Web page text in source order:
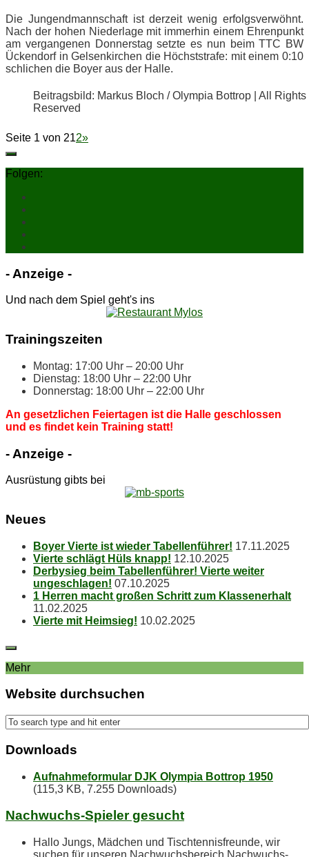
Die Jun­gen­d­mann­schaft ist der­zeit we­nig er­folgs­ver­wöhnt.
Nach der ho­hen Nie­der­la­ge mit im­mer­hin ei­nem Eh­ren­punkt
am ver­gan­ge­nen Don­ners­tag setz­te es nun beim TTC BW
Ücken­dorf in Gel­sen­kir­chen die Höchst­stra­fe: mit ei­nem 0:10
schli­chen die Boy­er aus der Halle.
Bei­trags­bild: Mar­kus Bloch / Olym­pia Bot­trop | All Rights
Reserved
Seite 1 von 212»
Folgen:
- An­zei­ge -
Und nach dem Spiel geht's ins
Trai­nings­zei­ten
Mon­tag: 17:00 Uhr – 20:00 Uhr
Diens­tag: 18:00 Uhr – 22:00 Uhr
Don­ners­tag: 18:00 Uhr – 22:00 Uhr
An ge­setz­li­chen Fei­er­ta­gen ist die Hal­le ge­schlos­sen
und es fin­det kein Trai­ning statt!
- An­zei­ge -
Ausrüstung gibts bei
Neu­es
Boy­er Vier­te ist wie­der Tabellenführer! 17.11.2025
Vier­te schlägt Hüls knapp! 12.10.2025
Der­by­sieg beim Ta­bel­len­füh­rer! Vier­te wei­ter
ungeschlagen! 07.10.2025
1 Her­ren macht gro­ßen Schritt zum Klassenerhalt
11.02.2025
Vier­te mit Heimsieg! 10.02.2025
Mehr
Web­site durchsuchen
Down­loads
Aufnahmeformular DJK Olympia Bottrop 1950
(115,3 KB, 7.255 Downloads)
Nach­wuchs-Spie­ler gesucht
Hallo Jungs, Mädchen und Tischtennisfreunde, wir
suchen für unseren Nachwuchsbereich Nachwuchs-